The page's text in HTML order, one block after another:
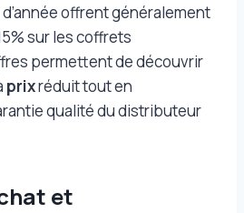
offrent généralement
sur les coffrets
permettent de découvrir
prixréduit tout en
qualité du distributeur
et